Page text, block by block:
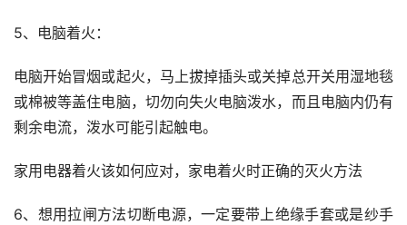
5、电脑着火：
电脑开始冒烟或起火，马上拔掉插头或关掉总开关用湿地毯
或棉被等盖住电脑，切勿向失火电脑泼水，而且电脑内仍有
剩余电流，泼水可能引起触电。
家用电器着火该如何应对，家电着火时正确的灭火方法
6、想用拉闸方法切断电源，一定要带上绝缘手套或是纱手